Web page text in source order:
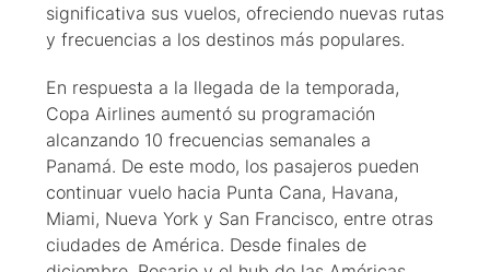
significativa sus vuelos, ofreciendo nuevas rutas
y frecuencias a los destinos más populares.
En respuesta a la llegada de la temporada,
Copa Airlines aumentó su programación
alcanzando 10 frecuencias semanales a
Panamá. De este modo, los pasajeros pueden
continuar vuelo hacia Punta Cana, Havana,
Miami, Nueva York y San Francisco, entre otras
ciudades de América. Desde finales de